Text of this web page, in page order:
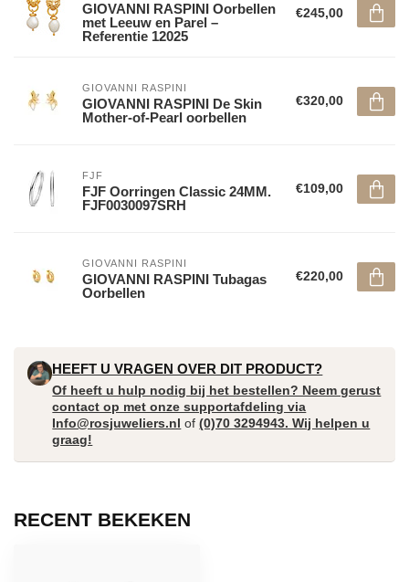
GIOVANNI RASPINI Oorbellen
met Leeuw en Parel –
Referentie 12025
€245,00
GIOVANNI RASPINI
GIOVANNI RASPINI De Skin
Mother-of-Pearl oorbellen
€320,00
FJF
FJF Oorringen Classic 24MM.
FJF0030097SRH
€109,00
GIOVANNI RASPINI
GIOVANNI RASPINI Tubagas
Oorbellen
€220,00
HEEFT U VRAGEN OVER DIT PRODUCT?
Of heeft u hulp nodig bij het bestellen? Neem gerust
contact op met onze supportafdeling via
Info@rosjuweliers.nl of(0)70 3294943. Wij helpen u
graag!
RECENT BEKEKEN